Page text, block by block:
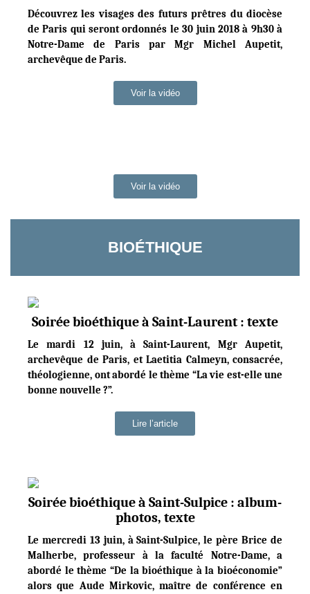
Découvrez les visages des futurs prêtres du diocèse
de Paris qui seront ordonnés le 30 juin 2018 à 9h30 à
Notre-Dame de Paris par Mgr Michel Aupetit,
archevêque de Paris.
Voir la vidéo
Voir la vidéo
BIOÉTHIQUE
Soirée bioéthique à Saint-Laurent : texte
Le mardi 12 juin, à Saint-Laurent, Mgr Aupetit,
archevêque de Paris, et Laetitia Calmeyn, consacrée,
théologienne, ont abordé le thème “La vie est-elle une
bonne nouvelle ?”.
Lire l’article
Soirée bioéthique à Saint-Sulpice : album-
photos, texte
Le mercredi 13 juin, à Saint-Sulpice, le père Brice de
Malherbe, professeur à la faculté Notre-Dame, a
abordé le thème “De la bioéthique à la bioéconomie”
alors que Aude Mirkovic, maître de conférence en